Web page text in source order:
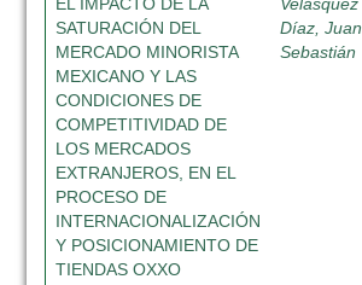
SATURACIÓN DEL
MERCADO MINORISTA
MEXICANO Y LAS
CONDICIONES DE
COMPETITIVIDAD DE
LOS MERCADOS
EXTRANJEROS, EN EL
PROCESO DE
INTERNACIONALIZACIÓN
Y POSICIONAMIENTO DE
TIENDAS OXXO
Díaz, Juan
Sebastián